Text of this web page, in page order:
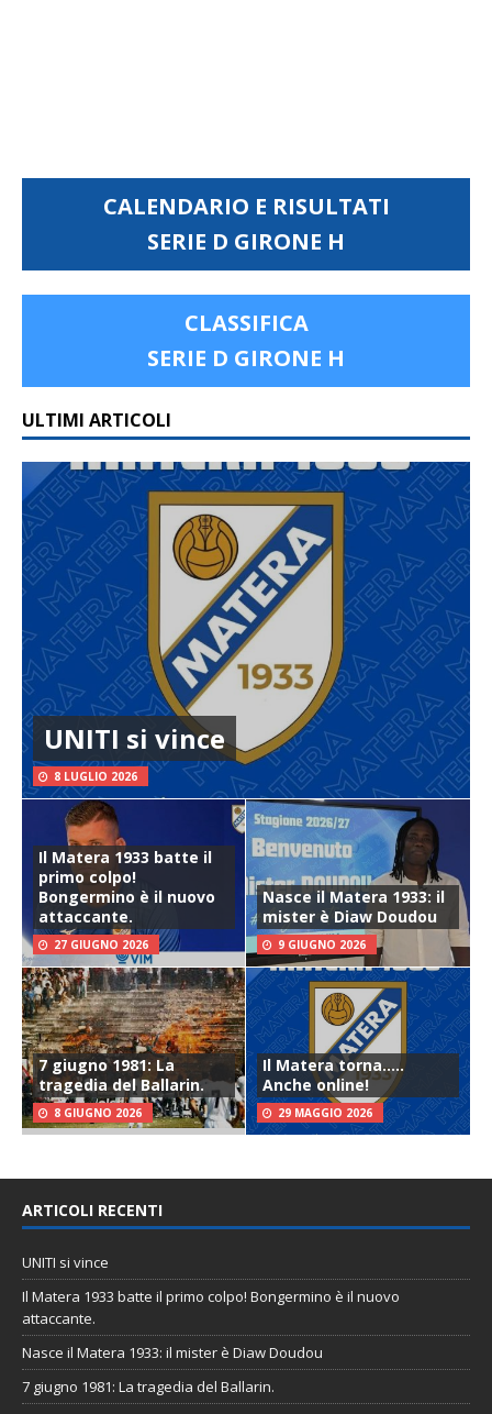
CALENDARIO E RISULTATI
SERIE D GIRONE H
CLASSIFICA
SERIE D GIRONE H
ULTIMI ARTICOLI
UNITI si vince
8 LUGLIO 2026
Il Matera 1933 batte il
primo colpo!
Bongermino è il nuovo
attaccante.
27 GIUGNO 2026
Nasce il Matera 1933: il
mister è Diaw Doudou
9 GIUGNO 2026
7 giugno 1981: La
tragedia del Ballarin.
8 GIUGNO 2026
Il Matera torna…..
Anche online!
29 MAGGIO 2026
ARTICOLI RECENTI
UNITI si vince
Il Matera 1933 batte il primo colpo! Bongermino è il nuovo
attaccante.
Nasce il Matera 1933: il mister è Diaw Doudou
7 giugno 1981: La tragedia del Ballarin.